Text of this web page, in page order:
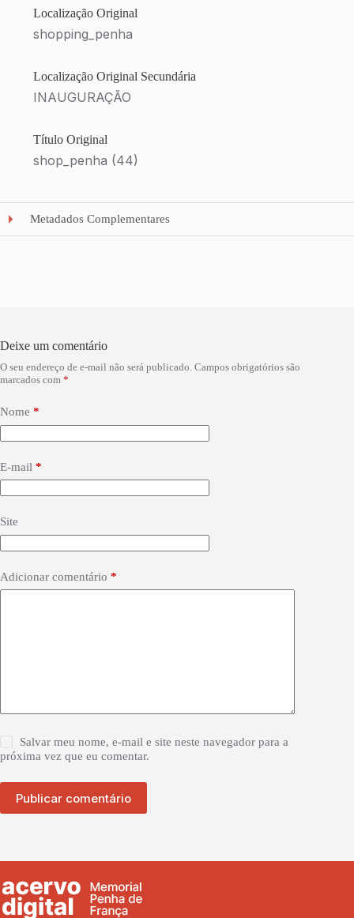
Localização Original
shopping_penha
Localização Original Secundária
INAUGURAÇÃO
Título Original
shop_penha (44)
Metadados Complementares
Deixe um comentário
O seu endereço de e-mail não será publicado. Campos obrigatórios são
marcados com *
Nome *
E-mail *
Site
Adicionar comentário *
Salvar meu nome, e-mail e site neste navegador para a
próxima vez que eu comentar.
Publicar comentário